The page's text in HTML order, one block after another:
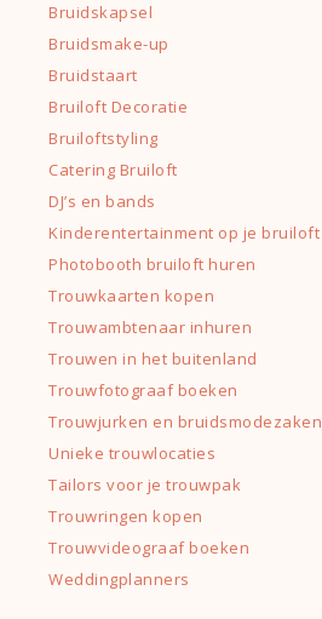
Bruidskapsel
Bruidsmake-up
Bruidstaart
Bruiloft Decoratie
Bruiloftstyling
Catering Bruiloft
DJ’s en bands
Kinderentertainment op je bruiloft
Photobooth bruiloft huren
Trouwkaarten kopen
Trouwambtenaar inhuren
Trouwen in het buitenland
Trouwfotograaf boeken
Trouwjurken en bruidsmodezaken
Unieke trouwlocaties
Tailors voor je trouwpak
Trouwringen kopen
Trouwvideograaf boeken
Weddingplanners